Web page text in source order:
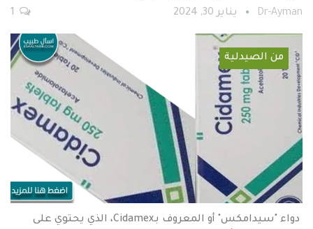
Dr-Ayman يناير 30, 2024
من الصيدلية
دواء "سيدامكس" أو المعروف بـCidamex، الذي يحتوي على